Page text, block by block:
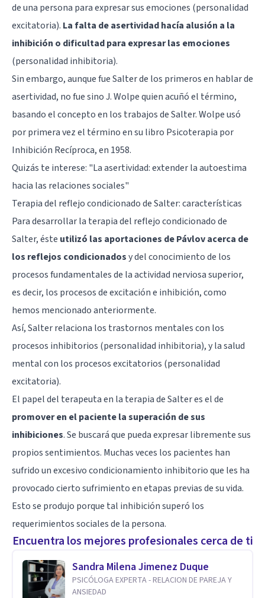
de una persona para expresar sus emociones (personalidad
excitatoria). La falta de asertividad hacía alusión a la
inhibición o dificultad para expresar las emociones
(personalidad inhibitoria).
Sin embargo, aunque fue Salter de los primeros en hablar de
asertividad, no fue sino J. Wolpe quien acuñó el término,
basando el concepto en los trabajos de Salter. Wolpe usó
por primera vez el término en su libro Psicoterapia por
Inhibición Recíproca, en 1958.
Quizás te interese: "La asertividad: extender la autoestima
hacia las relaciones sociales"
Terapia del reflejo condicionado de Salter: características
Para desarrollar la terapia del reflejo condicionado de
Salter, éste utilizó las aportaciones de Pávlov acerca de
los reflejos condicionadosy del conocimiento de los
procesos fundamentales de la actividad nerviosa superior,
es decir, los procesos de excitación e inhibición, como
hemos mencionado anteriormente.
Así, Salter relaciona los trastornos mentales con los
procesos inhibitorios (personalidad inhibitoria), y la salud
mental con los procesos excitatorios (personalidad
excitatoria).
El papel del terapeuta en la terapia de Salter es el de
promover en el paciente la superación de sus
inhibiciones. Se buscará que pueda expresar libremente sus
propios sentimientos. Muchas veces los pacientes han
sufrido un excesivo condicionamiento inhibitorio que les ha
provocado cierto sufrimiento en etapas previas de su vida.
Esto se produjo porque tal inhibición superó los
requerimientos sociales de la persona.
Encuentra los mejores profesionales cerca de ti
Sandra Milena Jimenez Duque
PSICÓLOGA EXPERTA - RELACION DE PAREJA Y
ANSIEDAD